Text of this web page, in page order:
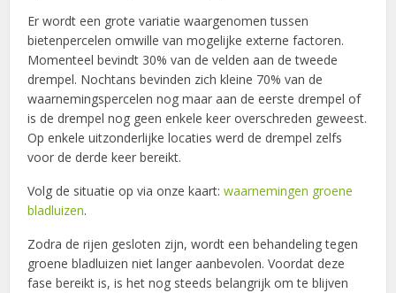
Er wordt een grote variatie waargenomen tussen
bietenpercelen omwille van mogelijke externe factoren.
Momenteel bevindt 30% van de velden aan de tweede
drempel. Nochtans bevinden zich kleine 70% van de
waarnemingspercelen nog maar aan de eerste drempel of
is de drempel nog geen enkele keer overschreden geweest.
Op enkele uitzonderlijke locaties werd de drempel zelfs
voor de derde keer bereikt.
Volg de situatie op via onze kaart:waarnemingen groene
bladluizen.
Zodra de rijen gesloten zijn, wordt een behandeling tegen
groene bladluizen niet langer aanbevolen. Voordat deze
fase bereikt is, is het nog steeds belangrijk om te blijven